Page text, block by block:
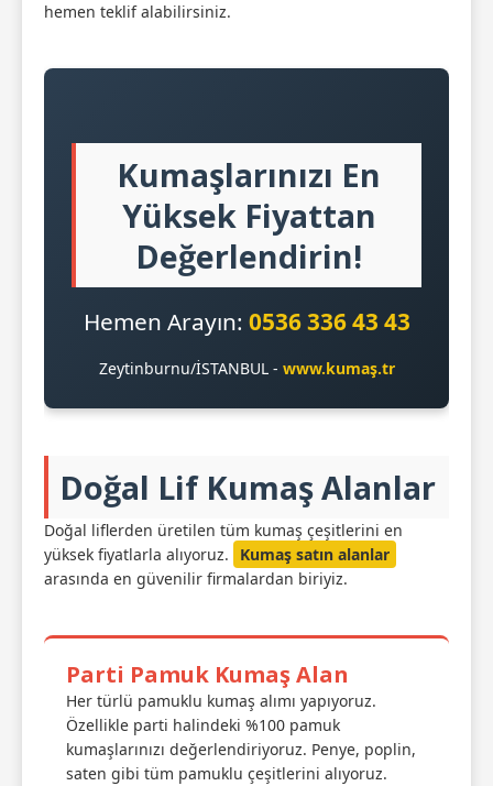
hemen teklif alabilirsiniz.
Kumaşlarınızı En
Yüksek Fiyattan
Değerlendirin!
Hemen Arayın: 0536 336 43 43
Zeytinburnu/İSTANBUL - www.kumaş.tr
Doğal Lif Kumaş Alanlar
Doğal liflerden üretilen tüm kumaş çeşitlerini en
yüksek fiyatlarla alıyoruz.
Kumaş satın alanlar
arasında en güvenilir firmalardan biriyiz.
Parti Pamuk Kumaş Alan
Her türlü pamuklu kumaş alımı yapıyoruz.
Özellikle parti halindeki %100 pamuk
kumaşlarınızı değerlendiriyoruz. Penye, poplin,
saten gibi tüm pamuklu çeşitlerini alıyoruz.